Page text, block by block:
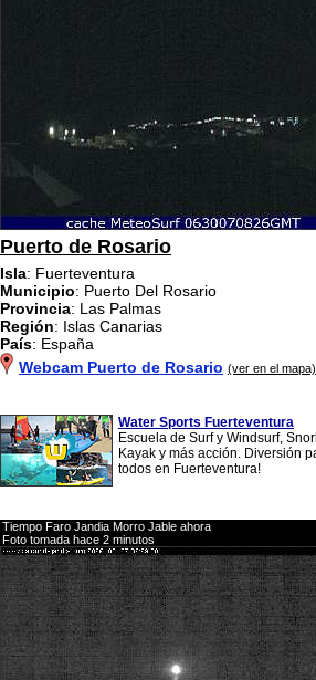
Puerto de Rosario
Isla: Fuerteventura
Municipio: Puerto Del Rosario
Provincia: Las Palmas
Región: Islas Canarias
País: España
Webcam Puerto de Rosario (ver en el mapa)
Water Sports Fuerteventura
Escuela de Surf y Windsurf,
Kayak y más acción. Diversión
todos en Fuerteventura!
Tiempo Faro Jandia Morro Jable ahora
Foto tomada hace 2 minutos